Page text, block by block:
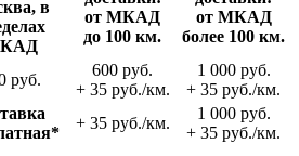
в
от МКАД
до 100 км.
от МКАД
более 100 км.
руб.
600 руб.
+ 35 руб./км.
1 000 руб.
+ 35 руб./км.
+ 35 руб./км.
1 000 руб.
+ 35 руб./км.